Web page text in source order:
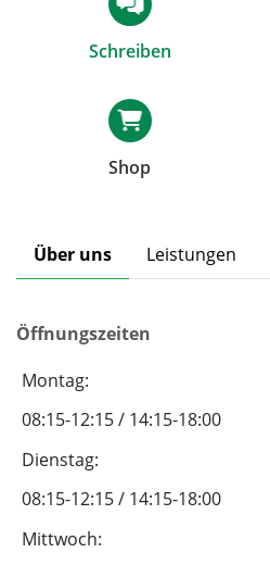
Schreiben
Shop
Über uns Leistungen
Öffnungszeiten
Montag:
08:15-12:15 / 14:15-18:00
Dienstag:
08:15-12:15 / 14:15-18:00
Mittwoch: